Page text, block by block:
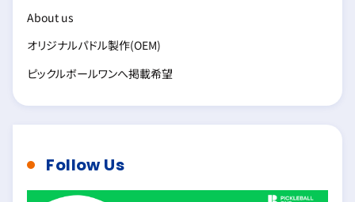
About us
オリジナルパドル製作(OEM)
ピックルボールワンへ掲載希望
Follow Us